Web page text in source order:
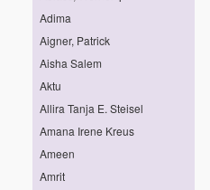
Adima
Aigner, Patrick
Aisha Salem
Aktu
Allira Tanja E. Steisel
Amana Irene Kreus
Ameen
Amrit